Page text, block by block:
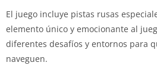
El juego incluye pistas rusas
elemento único y emocionante al
diferentes desafíos y entornos para
naveguen.